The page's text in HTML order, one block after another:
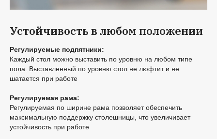
Устойчивость в любом положении
Регулируемые подпятники:
Каждый стол можно выставить по уровню на любом типе
пола. Выставленный по уровню стол не люфтит и не
шатается при работе
Регулируемая рама:
Регулируемая по ширине рама позволяет обеспечить
максимальную поддержку столешницы, что увеличивает
устойчивость при работе